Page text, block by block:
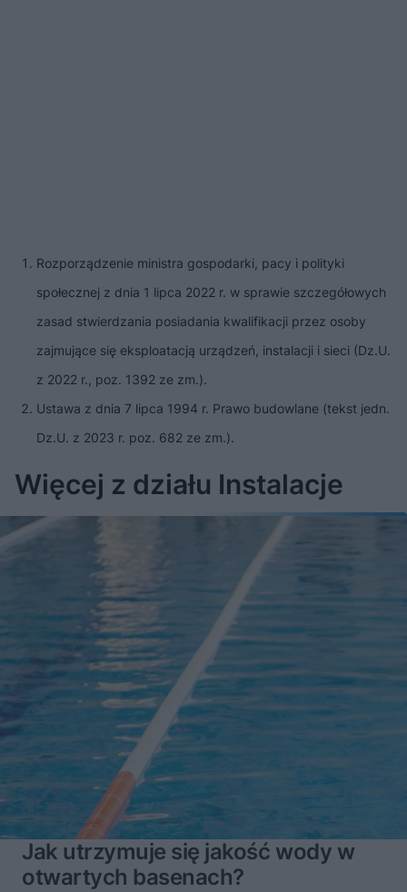
Rozporządzenie ministra gospodarki, pacy i polityki
społecznej z dnia 1 lipca 2022 r. w sprawie szczegółowych
zasad stwierdzania posiadania kwalifikacji przez osoby
zajmujące się eksploatacją urządzeń, instalacji i sieci (Dz.U.
z 2022 r., poz. 1392 ze zm.).
Ustawa z dnia 7 lipca 1994 r. Prawo budowlane (tekst jedn.
Dz.U. z 2023 r. poz. 682 ze zm.).
Więcej z działu Instalacje
Jak utrzymuje się jakość wody w
otwartych basenach?